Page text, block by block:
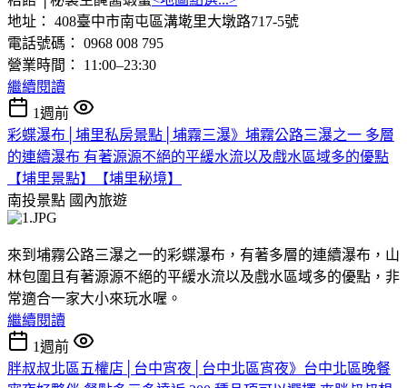
地址： 408臺中市南屯區溝墘里大墩路717-5號
電話號碼： 0968 008 795
營業時間： 11:00–23:30
繼續閱讀
1週前
彩蝶瀑布│埔里私房景點│埔霧三瀑》埔霧公路三瀑之一 多層
的連續瀑布 有著源源不絕的平緩水流以及戲水區域多的優點
【埔里景點】【埔里秘境】
南投景點 國內旅遊
來到埔霧公路三瀑之一的彩蝶瀑布，有著多層的連續瀑布，山
林包圍且有著源源不絕的平緩水流以及戲水區域多的優點，非
常適合一家大小來玩水喔。
繼續閱讀
1週前
胖叔叔北區五權店│台中宵夜│台中北區宵夜》台中北區晚餐